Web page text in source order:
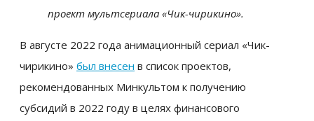
проект мультсериала «Чик-чирикино».
В августе 2022 года анимационный сериал «Чик-
чирикино» был внесен в список проектов,
рекомендованных Минкультом к получению
субсидий в 2022 году в целях финансового